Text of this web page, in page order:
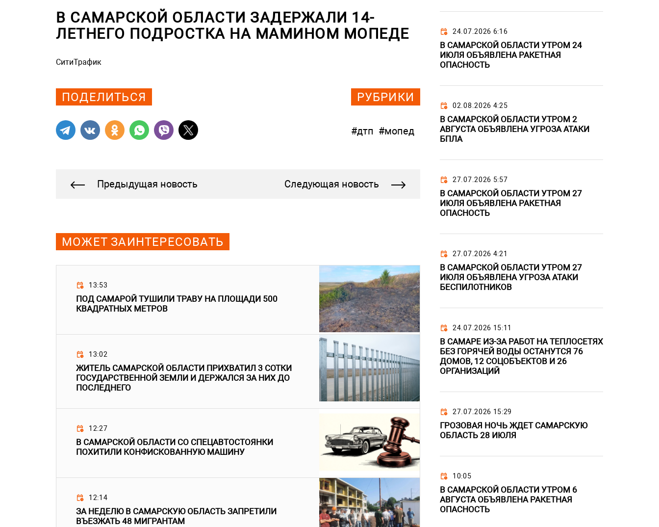
В САМАРСКОЙ ОБЛАСТИ ЗАДЕРЖАЛИ 14-
ЛЕТНЕГО ПОДРОСТКА НА МАМИНОМ МОПЕДЕ
СитиТрафик
ПОДЕЛИТЬСЯ РУБРИКИ
#дтп #мопед
Предыдущая новость Следующая новость
МОЖЕТ ЗАИНТЕРЕСОВАТЬ
13:53
ПОД САМАРОЙ ТУШИЛИ ТРАВУ НА ПЛОЩАДИ 500
КВАДРАТНЫХ МЕТРОВ
13:02
ЖИТЕЛЬ САМАРСКОЙ ОБЛАСТИ ПРИХВАТИЛ 3 СОТКИ
ГОСУДАРСТВЕННОЙ ЗЕМЛИ И ДЕРЖАЛСЯ ЗА НИХ ДО
ПОСЛЕДНЕГО
12:27
В САМАРСКОЙ ОБЛАСТИ СО СПЕЦАВТОСТОЯНКИ
ПОХИТИЛИ КОНФИСКОВАННУЮ МАШИНУ
12:14
ЗА НЕДЕЛЮ В САМАРСКУЮ ОБЛАСТЬ ЗАПРЕТИЛИ
ВЪЕЗЖАТЬ 48 МИГРАНТАМ
24.07.2026 6:16
В САМАРСКОЙ ОБЛАСТИ УТРОМ 24
ИЮЛЯ ОБЪЯВЛЕНА РАКЕТНАЯ
ОПАСНОСТЬ
02.08.2026 4:25
В САМАРСКОЙ ОБЛАСТИ УТРОМ 2
АВГУСТА ОБЪЯВЛЕНА УГРОЗА АТАКИ
БПЛА
27.07.2026 5:57
В САМАРСКОЙ ОБЛАСТИ УТРОМ 27
ИЮЛЯ ОБЪЯВЛЕНА РАКЕТНАЯ
ОПАСНОСТЬ
27.07.2026 4:21
В САМАРСКОЙ ОБЛАСТИ УТРОМ 27
ИЮЛЯ ОБЪЯВЛЕНА УГРОЗА АТАКИ
БЕСПИЛОТНИКОВ
24.07.2026 15:11
В САМАРЕ ИЗ-ЗА РАБОТ НА ТЕПЛОСЕТЯХ
БЕЗ ГОРЯЧЕЙ ВОДЫ ОСТАНУТСЯ 76
ДОМОВ, 12 СОЦОБЪЕКТОВ И 26
ОРГАНИЗАЦИЙ
27.07.2026 15:29
ГРОЗОВАЯ НОЧЬ ЖДЕТ САМАРСКУЮ
ОБЛАСТЬ 28 ИЮЛЯ
10:05
В САМАРСКОЙ ОБЛАСТИ УТРОМ 6
АВГУСТА ОБЪЯВЛЕНА РАКЕТНАЯ
ОПАСНОСТЬ